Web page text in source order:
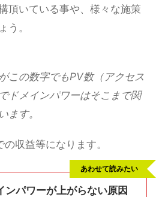
頂いている事や、様々な施策
う。
この数字でもPV数（アクセス
ドメインパワーはそこまで関
ます。
収益等になります。
ンパワーが上がらない原因
あわせて読みたい